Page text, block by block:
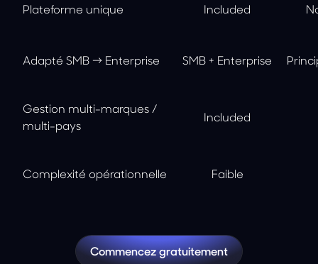
Plateforme unique Included
Adapté SMB → Enterprise SMB + Enterprise
Gestion multi-marques /
multi-pays
Included
Complexité opérationnelle Faible
Commencez gratuitement